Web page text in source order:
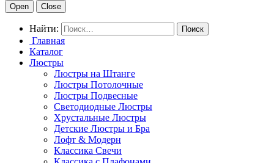
Open Close
Найти:
Главная
Каталог
Люстры
Люстры на Штанге
Люстры Потолочные
Люстры Подвесные
Светодиодные Люстры
Хрустальные Люстры
Детские Люстры и Бра
Лофт & Модерн
Классика Свечи